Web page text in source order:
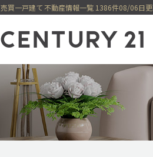
売買一戸建て 不動産情報一覧 1386件08/06日更
センチュリー21